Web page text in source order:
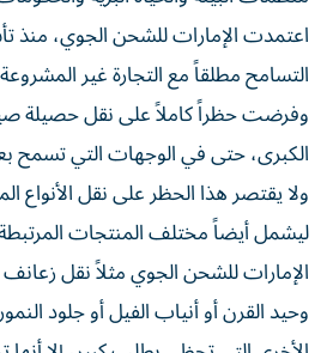
اعتمدت الإمارات للشحن الجوي، منذ
التسامح مطلقاً مع التجارة غير المشروعة
وفرضت حظراً كاملاً على نقل حصيلة صيد
الكبرى، حتى في الوجهات التي تسمح
ولا يقتصر هذا الحظر على نقل الأنواع
ليشمل أيضاً مختلف المنتجات
الإمارات للشحن الجوي مثلاً نقل
وحيد القرن أو أنياب الفيل أو جلود